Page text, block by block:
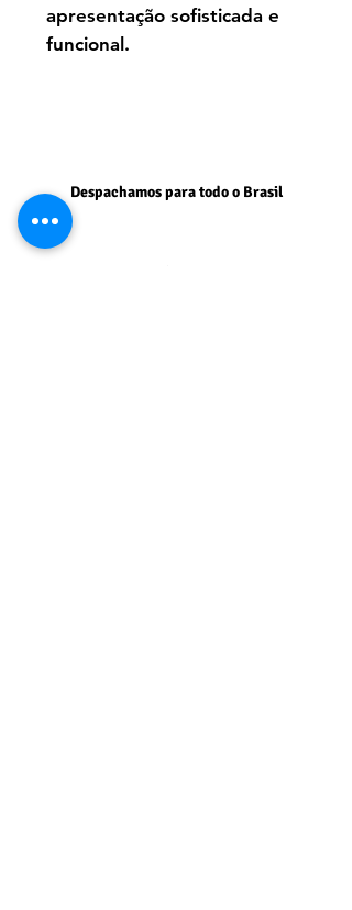
apresentação sofisticada e
funcional.
Despachamos para todo o Brasil